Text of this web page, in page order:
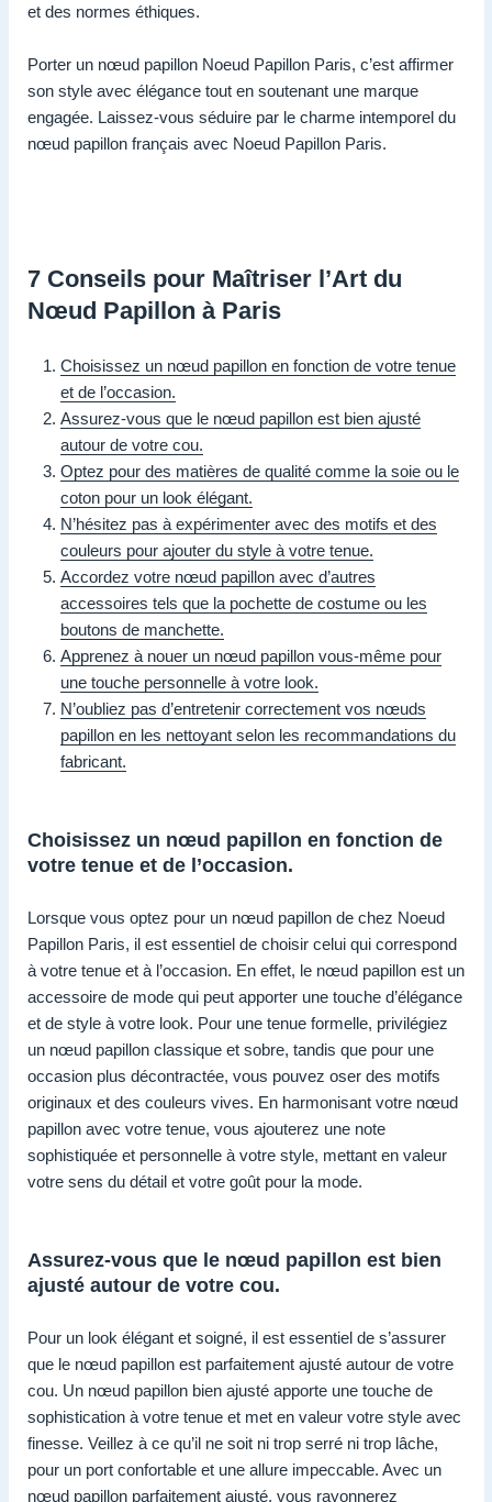
et des normes éthiques.
Porter un nœud papillon Noeud Papillon Paris, c’est affirmer
son style avec élégance tout en soutenant une marque
engagée. Laissez-vous séduire par le charme intemporel du
nœud papillon français avec Noeud Papillon Paris.
7 Conseils pour Maîtriser l’Art du
Nœud Papillon à Paris
Choisissez un nœud papillon en fonction de votre tenue
et de l’occasion.
Assurez-vous que le nœud papillon est bien ajusté
autour de votre cou.
Optez pour des matières de qualité comme la soie ou le
coton pour un look élégant.
N’hésitez pas à expérimenter avec des motifs et des
couleurs pour ajouter du style à votre tenue.
Accordez votre nœud papillon avec d’autres
accessoires tels que la pochette de costume ou les
boutons de manchette.
Apprenez à nouer un nœud papillon vous-même pour
une touche personnelle à votre look.
N’oubliez pas d’entretenir correctement vos nœuds
papillon en les nettoyant selon les recommandations du
fabricant.
Choisissez un nœud papillon en fonction de
votre tenue et de l’occasion.
Lorsque vous optez pour un nœud papillon de chez Noeud
Papillon Paris, il est essentiel de choisir celui qui correspond
à votre tenue et à l’occasion. En effet, le nœud papillon est un
accessoire de mode qui peut apporter une touche d’élégance
et de style à votre look. Pour une tenue formelle, privilégiez
un nœud papillon classique et sobre, tandis que pour une
occasion plus décontractée, vous pouvez oser des motifs
originaux et des couleurs vives. En harmonisant votre nœud
papillon avec votre tenue, vous ajouterez une note
sophistiquée et personnelle à votre style, mettant en valeur
votre sens du détail et votre goût pour la mode.
Assurez-vous que le nœud papillon est bien
ajusté autour de votre cou.
Pour un look élégant et soigné, il est essentiel de s’assurer
que le nœud papillon est parfaitement ajusté autour de votre
cou. Un nœud papillon bien ajusté apporte une touche de
sophistication à votre tenue et met en valeur votre style avec
finesse. Veillez à ce qu’il ne soit ni trop serré ni trop lâche,
pour un port confortable et une allure impeccable. Avec un
nœud papillon parfaitement ajusté, vous rayonnerez